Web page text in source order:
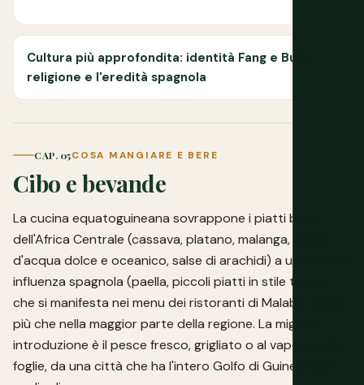
Cultura più approfondita: identità Fang e Bubi,
religione e l'eredità spagnola
CAP. 05COSA MANGIARE E BERE
Cibo e bevande
La cucina equatoguineana sovrappone i piatti base
dell'Africa Centrale (cassava, platano, malanga, pesce
d'acqua dolce e oceanico, salse di arachidi) a una visibile
influenza spagnola (paella, piccoli piatti in stile tapas)
che si manifesta nei menu dei ristoranti di Malabo molto
più che nella maggior parte della regione. La migliore
introduzione è il pesce fresco, grigliato o al vapore nelle
foglie, da una città che ha l'intero Golfo di Guinea sulla